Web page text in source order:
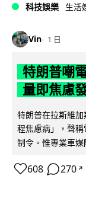
科技娛樂 生活
Vin 1 日
特朗普嘲
量即焦慮
特朗普在拉斯維
程焦慮病」，聲
制令。惟專業車
608 270 ↗